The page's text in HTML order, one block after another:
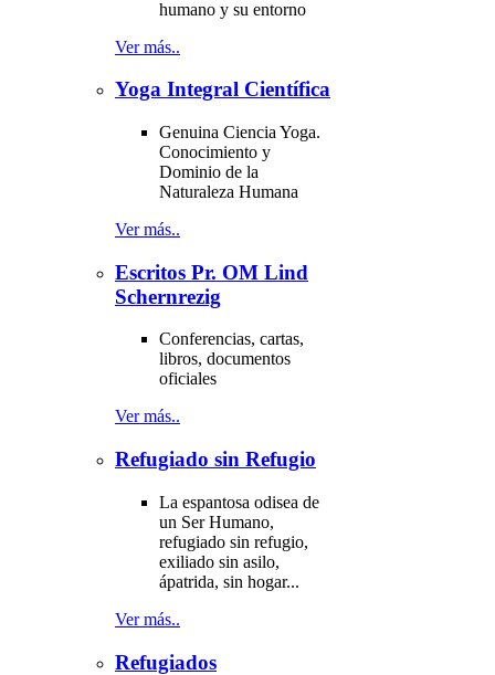
humano y su entorno
Ver más..
Yoga Integral Científica
Genuina Ciencia Yoga.
Conocimiento y
Dominio de la
Naturaleza Humana
Ver más..
Escritos Pr. OM Lind
Schernrezig
Conferencias, cartas,
libros, documentos
oficiales
Ver más..
Refugiado sin Refugio
La espantosa odisea de
un Ser Humano,
refugiado sin refugio,
exiliado sin asilo,
ápatrida, sin hogar...
Ver más..
Refugiados